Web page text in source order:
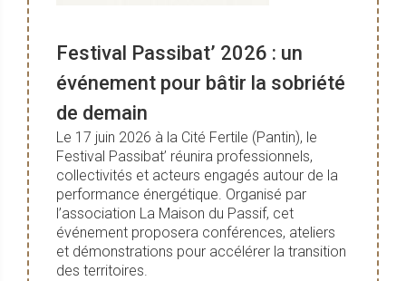
Festival Passibat’ 2026 : un
événement pour bâtir la sobriété
de demain
Le 17 juin 2026 à la Cité Fertile (Pantin), le
Festival Passibat’ réunira professionnels,
collectivités et acteurs engagés autour de la
performance énergétique. Organisé par
l’association La Maison du Passif, cet
événement proposera conférences, ateliers
et démonstrations pour accélérer la transition
des territoires.